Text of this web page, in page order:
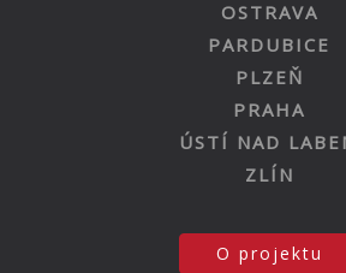
OSTRAVA
PARDUBICE
PLZEŇ
PRAHA
ÚSTÍ NAD
ZLÍN
O projektu